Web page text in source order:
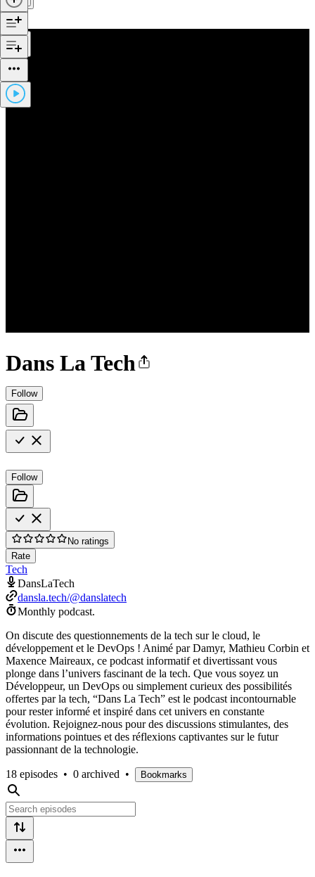
Dans La Tech
Follow
Follow
No ratings
Rate
Tech
DansLaTech
dansla.tech/@danslatech
Monthly podcast.
On discute des questionnements de la tech sur le cloud, le
développement et le DevOps ! Animé par Damyr, Mathieu Corbin et
Maxence Maireaux, ce podcast informatif et divertissant vous
plonge dans l’univers fascinant de la tech. Que vous soyez un
Développeur, un DevOps ou simplement curieux des possibilités
offertes par la tech, “Dans La Tech” est le podcast incontournable
pour rester informé et inspiré dans cet univers en constante
évolution. Rejoignez-nous pour des discussions stimulantes, des
informations pointues et des réflexions captivantes sur le futur
passionnant de la technologie.
18 episodes • 0 archived • Bookmarks